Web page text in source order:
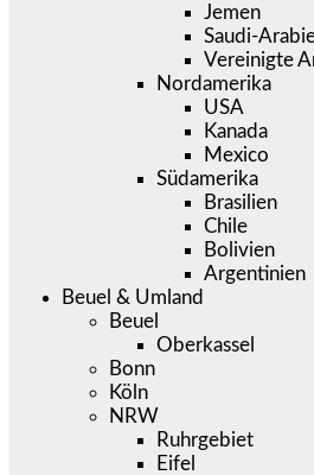
Jemen
Saudi-
Vereinigte
Nordamerika
USA
Kanada
Mexico
Südamerika
Brasilien
Chile
Bolivien
Argentinien
Beuel & Umland
Beuel
Oberkassel
Bonn
Köln
NRW
Ruhrgebiet
Eifel